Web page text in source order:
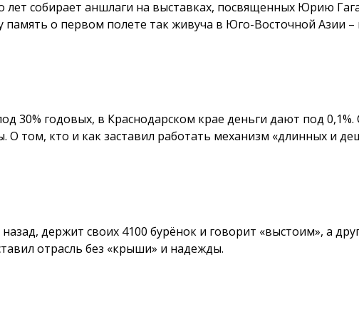
собирает аншлаги на выставках, посвященных Юрию
память о первом полете так живуча в Юго-Восточной Азии
годовых, в Краснодарском крае деньги дают под 0,1%.
О том, кто и как заставил работать механизм «длинных и
держит своих 4100 бурёнок и говорит «выстоим», а
отрасль без «крыши» и надежды.